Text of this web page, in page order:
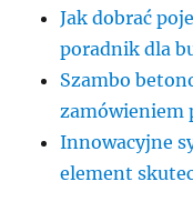
Jak dobrać
poradnik dla
Szambo
zamówieniem
Innowacyjne
element